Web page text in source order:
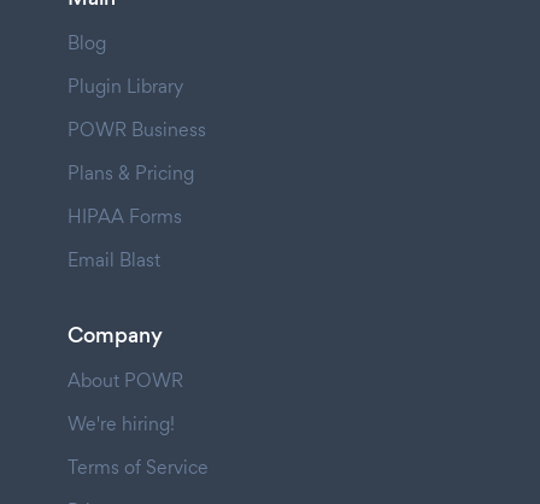
Blog
Plugin Library
POWR Business
Plans & Pricing
HIPAA Forms
Email Blast
Company
About POWR
We're hiring!
Terms of Service